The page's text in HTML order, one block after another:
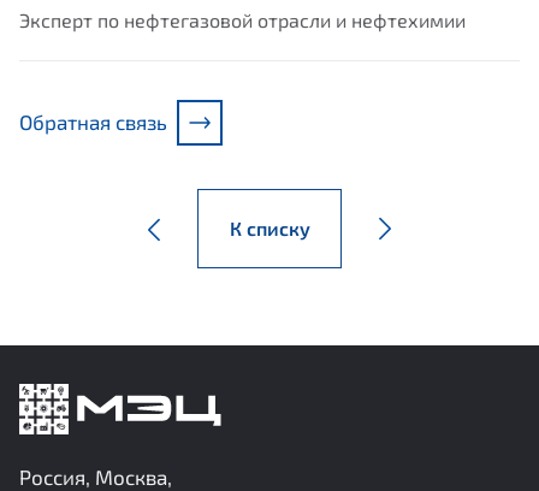
Эксперт по нефтегазовой отрасли и нефтехимии
Обратная связь
К списку
Россия, Москва,